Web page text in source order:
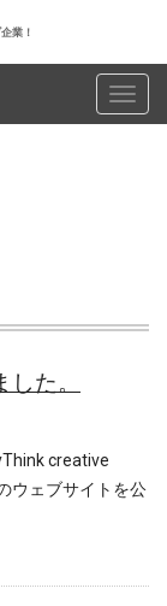
業！
た。
creative
ウェブサイトを公